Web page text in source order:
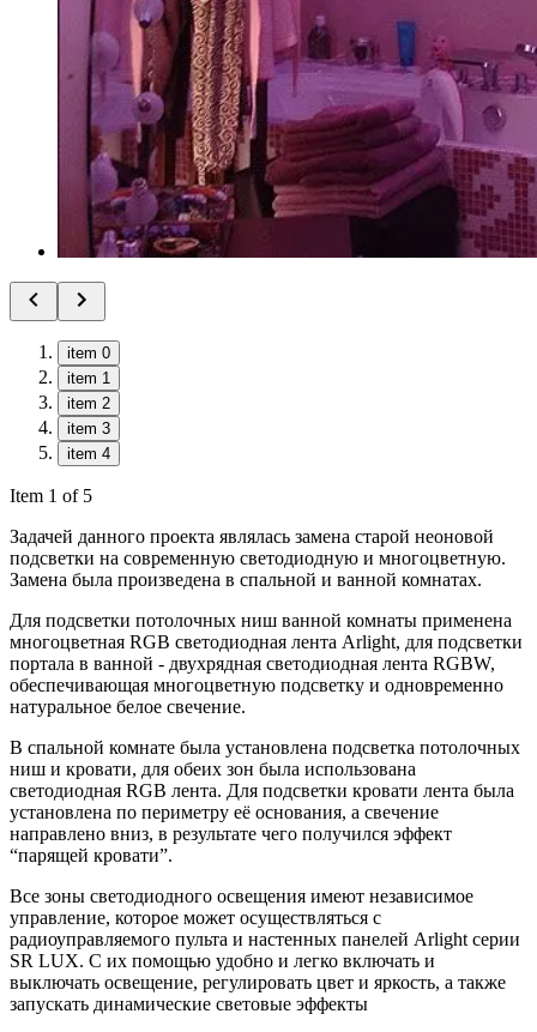
item 0
item 1
item 2
item 3
item 4
Item 1 of 5
Задачей данного проекта являлась замена старой неоновой
подсветки на современную светодиодную и многоцветную.
Замена была произведена в спальной и ванной комнатах.
Для подсветки потолочных ниш ванной комнаты применена
многоцветная RGB светодиодная лента Arlight, для подсветки
портала в ванной - двухрядная светодиодная лента RGBW,
обеспечивающая многоцветную подсветку и одновременно
натуральное белое свечение.
В спальной комнате была установлена подсветка потолочных
ниш и кровати, для обеих зон была использована
светодиодная RGB лента. Для подсветки кровати лента была
установлена по периметру её основания, а свечение
направлено вниз, в результате чего получился эффект
“парящей кровати”.
Все зоны светодиодного освещения имеют независимое
управление, которое может осуществляться с
радиоуправляемого пульта и настенных панелей Arlight серии
SR LUX. С их помощью удобно и легко включать и
выключать освещение, регулировать цвет и яркость, а также
запускать динамические световые эффекты